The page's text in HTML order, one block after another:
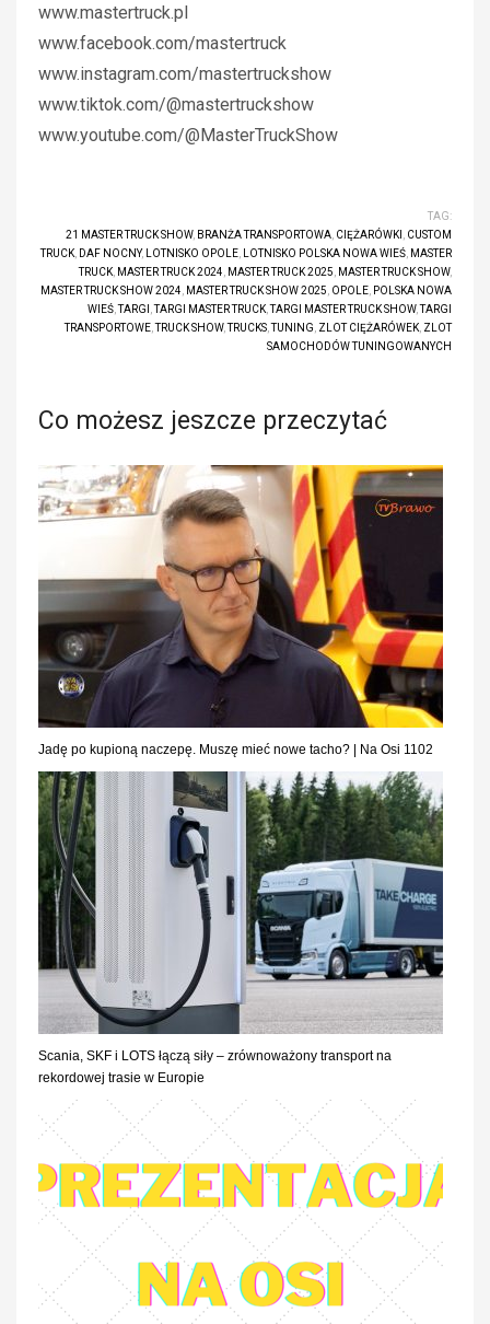
www.mastertruck.pl
www.facebook.com/mastertruck
www.instagram.com/mastertruckshow
www.tiktok.com/@mastertruckshow
www.youtube.com/@MasterTruckShow
TAG:
21 MASTER TRUCK SHOW, BRANŻA TRANSPORTOWA CIĘŻARÓWKI
CUSTOM
TRUCK DAF NOCNY, LOTNISKO OPOLE LOTNISKO POLSKA NOWA WIEŚ MASTER
TRUCK MASTER TRUCK 2024 MASTER TRUCK 2025 MASTER TRUCK SHOW,
MASTER TRUCK SHOW 2024
MASTER TRUCK SHOW 2025 OPOLE POLSKA NOWA
WIEŚ ,TARGI ,TARGI MASTER TRUCK ,TARGI MASTER TRUCK SHOW,TARGI
TRANSPORTOWE ,TRUCK SHOW,TRUCKS ,TUNING ZLOT CIĘŻARÓWEK ZLOT
SAMOCHODÓW TUNINGOWANYCH
Co możesz jeszcze przeczytać
Jadę po kupioną naczepę. Muszę mieć nowe tacho? | Na Osi 1102
Scania, SKF i LOTS łączą siły – zrównoważony transport na
rekordowej trasie w Europie